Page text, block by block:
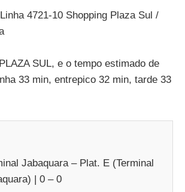
4721-10 Shopping Plaza Sul /
SUL, e o tempo estimado de
33 min, entrepico 32 min, tarde 33
Jabaquara – Plat. E (Terminal
| 0 – 0